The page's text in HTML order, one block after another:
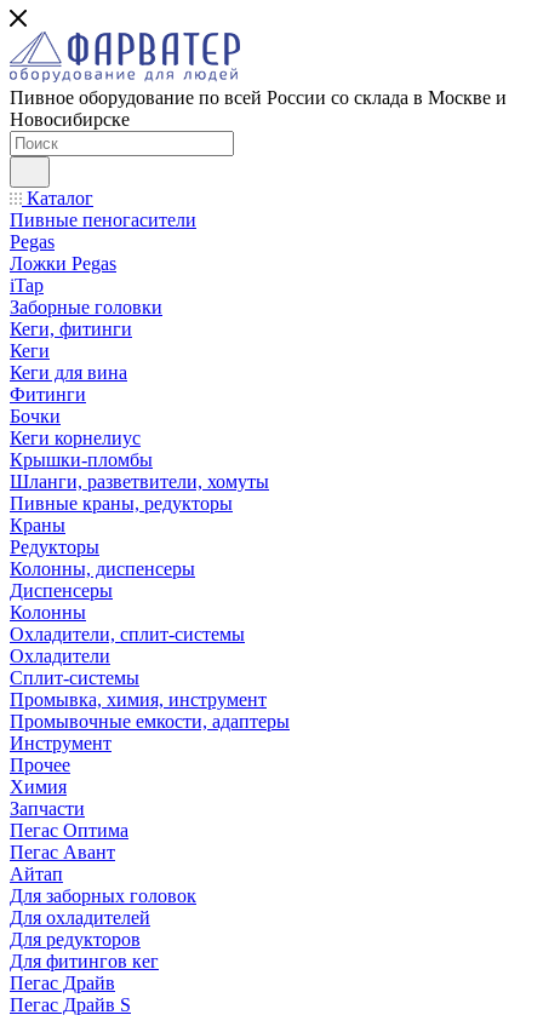
Пивное оборудование по всей России со склада в Москве и
Новосибирске
Каталог
Пивные пеногасители
Pegas
Ложки Pegas
iTap
Заборные головки
Кеги, фитинги
Кеги
Кеги для вина
Фитинги
Бочки
Кеги корнелиус
Крышки-пломбы
Шланги, разветвители, хомуты
Пивные краны, редукторы
Краны
Редукторы
Колонны, диспенсеры
Диспенсеры
Колонны
Охладители, сплит-системы
Охладители
Сплит-системы
Промывка, химия, инструмент
Промывочные емкости, адаптеры
Инструмент
Прочее
Химия
Запчасти
Пегас Оптима
Пегас Авант
Айтап
Для заборных головок
Для охладителей
Для редукторов
Для фитингов кег
Пегас Драйв
Пегас Драйв S